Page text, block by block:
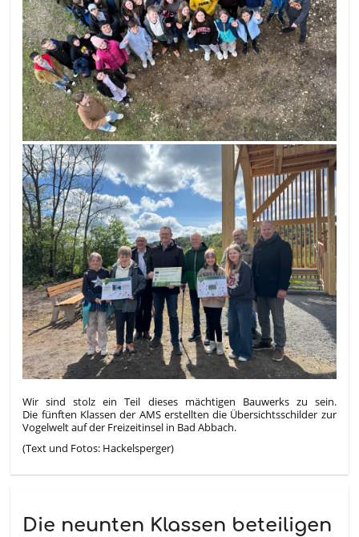
Wir sind stolz ein Teil dieses mächtigen Bauwerks zu sein.
Die fünften Klassen der AMS erstellten die Übersichtsschilder zur
Vogelwelt auf der Freizeitinsel in Bad Abbach.
(Text und Fotos: Hackelsperger)
Die neunten Klassen beteiligen